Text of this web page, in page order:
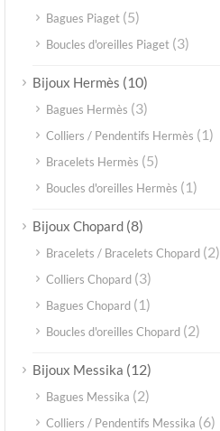
Bagues Piaget (5)
Boucles d'oreilles Piaget (3)
Bijoux Hermès (10)
Bagues Hermès (3)
Colliers / Pendentifs Hermès (1)
Bracelets Hermès (5)
Boucles d'oreilles Hermès (1)
Bijoux Chopard (8)
Bracelets / Bracelets Chopard (2)
Colliers Chopard (3)
Bagues Chopard (1)
Boucles d'oreilles Chopard (2)
Bijoux Messika (12)
Bagues Messika (2)
Colliers / Pendentifs Messika (6)